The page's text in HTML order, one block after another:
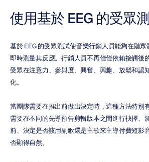
使用基於 EEG 的受眾
基於 EEG 的受眾測試使音樂行銷人員能夠在聽眾
即時測量其反應。行銷人員不再僅僅依賴接觸後
受眾在注意力、參與度、興奮、興趣、放鬆和認
化。
當團隊需要在推出前做出決定時，這種方法特別
需要在不同的先導預告剪輯版本之間進行抉擇、
前、決定是否該用副歌還是主歌來主導付費短影
否顯得自然。